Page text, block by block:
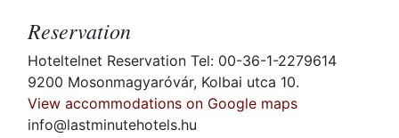
Reservation
Hoteltelnet Reservation Tel: 00-36-1-2279614
9200 Mosonmagyaróvár, Kolbai utca 10.
View accommodations on Google maps
info@lastminutehotels.hu